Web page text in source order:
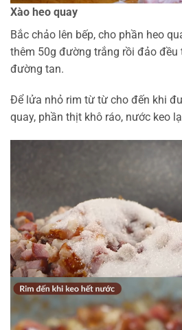
Xào heo quay
Bắc chảo lên bếp, cho phần heo
thêm 50g đường trắng rồi đảo
đường tan.
Để lửa nhỏ rim từ từ cho đến khi
quay, phần thịt khô ráo, nước keo